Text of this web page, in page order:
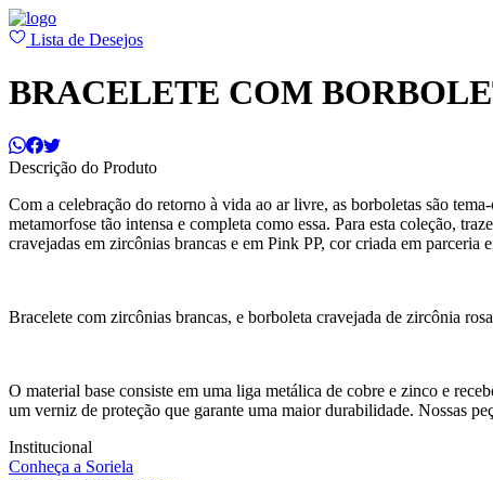
Lista de Desejos
BRACELETE COM
Descrição do Produto
Com a celebração do retorno à vida ao ar livre, as borboletas são
metamorfose tão intensa e completa como essa. Para esta coleção,
cravejadas em zircônias brancas e em Pink PP, cor criada em
Bracelete com zircônias brancas, e borboleta cravejada de zircônia
O material base consiste em uma liga metálica de cobre e zinco e
um verniz de proteção que garante uma maior durabilidade. Nossas
Institucional
Conheça a Soriela